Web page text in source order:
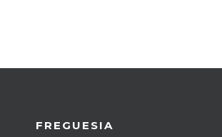
FREGUESIA